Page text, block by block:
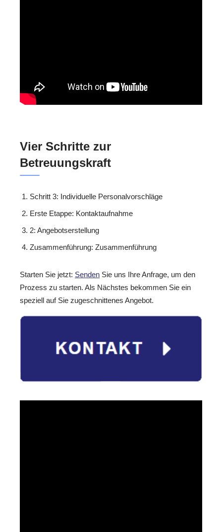
Vier Schritte zur
Betreuungskraft
Schritt 3: Individuelle Personalvorschläge
Erste Etappe: Kontaktaufnahme
2: Angebotserstellung
Zusammenführung: Zusammenführung
Starten Sie jetzt: Senden Sie uns Ihre Anfrage, um den
Prozess zu starten. Als Nächstes bekommen Sie ein
speziell auf Sie zugeschnittenes Angebot.